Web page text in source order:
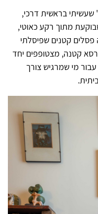
שעשיתי בראשית דרכי,
מתוך רקע כאוטי,
פסלים קטנים שפיסלתי
קטנה, מצטופפים יחד
מי שמרגיש צורך